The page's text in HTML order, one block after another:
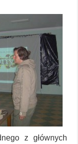
z głównych